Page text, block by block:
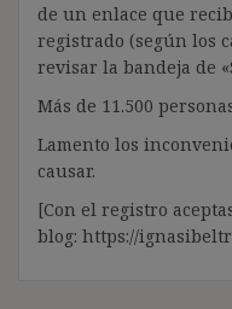
de un enlace que
registrado (según los
revisar la bandeja de
Más de 11.500
Lamento los
causar.
[Con el registro
blog: https://